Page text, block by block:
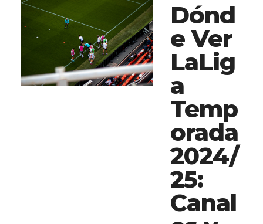
Dónd
e Ver
LaLig
a
Temp
orada
2024/
25:
Canal